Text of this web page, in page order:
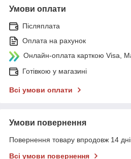
Умови оплати
Післяплата
Оплата на рахунок
Онлайн-оплата карткою Visa,
Готівкою у магазині
Всі умови оплати
Умови повернення
Повернення товару впродовж 14
Всі умови повернення